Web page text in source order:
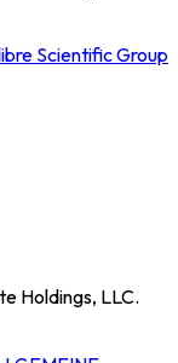
Scientific Group
Holdings, LLC.